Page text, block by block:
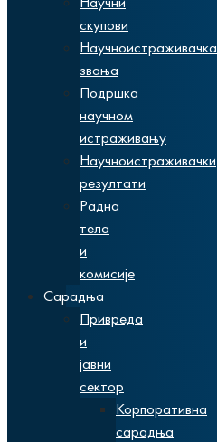
скупови
Научноистраживачка
звања
Подршка
научном
истраживању
Научноистраживачки
резултати
Радна
тела
и
комисије
Сарадња
Привреда
и
јавни
сектор
Корпоративна
сарадња